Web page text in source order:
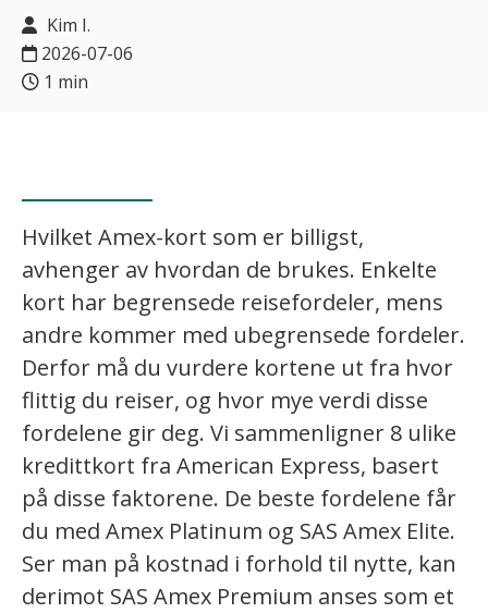
Kim I.
2026-07-06
1 min
Hvilket Amex-kort som er billigst,
avhenger av hvordan de brukes. Enkelte
kort har begrensede reisefordeler, mens
andre kommer med ubegrensede fordeler.
Derfor må du vurdere kortene ut fra hvor
flittig du reiser, og hvor mye verdi disse
fordelene gir deg. Vi sammenligner 8 ulike
kredittkort fra American Express, basert
på disse faktorene. De beste fordelene får
du med Amex Platinum og SAS Amex Elite.
Ser man på kostnad i forhold til nytte, kan
derimot SAS Amex Premium anses som et